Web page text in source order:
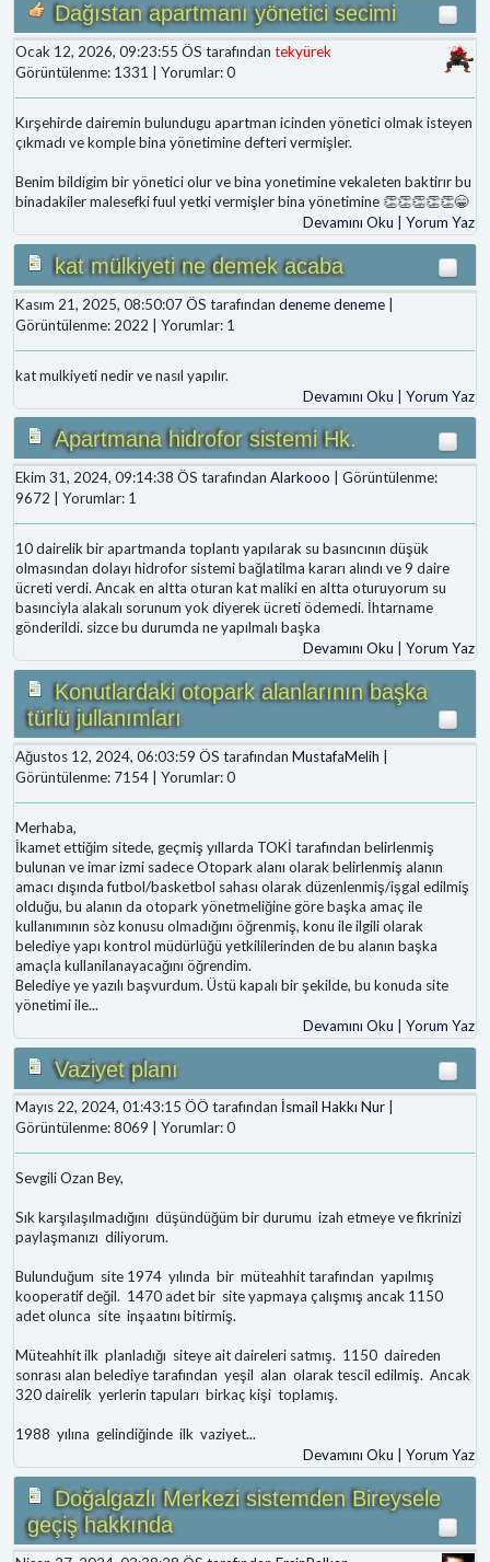
Dağıstan apartmanı yönetici secimi
Ocak 12, 2026, 09:23:55 ÖS tarafından tekyürek
Görüntülenme: 1331 | Yorumlar: 0
Kırşehirde dairemin bulundugu apartman icinden yönetici olmak isteyen
çıkmadı ve komple bina yönetimine defteri vermişler.
Benim bildigim bir yönetici olur ve bina yonetimine vekaleten baktirır bu
binadakiler malesefki fuul yetki vermişler bina yönetimine 👏👏👏👏👏😁
Devamını Oku
Yorum Yaz
kat mülkiyeti ne demek acaba
Kasım 21, 2025, 08:50:07 ÖS tarafından deneme deneme |
Görüntülenme: 2022 | Yorumlar: 1
kat mulkiyeti nedir ve nasıl yapılır.
Devamını Oku | Yorum Yaz
Apartmana hidrofor sistemi Hk.
Ekim 31, 2024, 09:14:38 ÖS tarafından Alarkooo | Görüntülenme:
9672 | Yorumlar: 1
10 dairelik bir apartmanda toplantı yapılarak su basıncının düşük
olmasından dolayı hidrofor sistemi bağlatilma kararı alındı ve 9 daire
ücreti verdi. Ancak en altta oturan kat maliki en altta oturuyorum su
basınciyla alakalı sorunum yok diyerek ücreti ödemedi. İhtarname
gönderildi. sizce bu durumda ne yapılmalı başka
Devamını Oku
Yorum Yaz
Konutlardaki otopark alanlarının başka
türlü jullanımları
Ağustos 12, 2024, 06:03:59 ÖS tarafından MustafaMelih
Görüntülenme: 7154 | Yorumlar: 0
Merhaba,
İkamet ettiğim sitede, geçmiş yıllarda TOKİ tarafından belirlenmiş
bulunan ve imar izmi sadece Otopark alanı olarak belirlenmiş alanın
amacı dışında futbol/basketbol sahası olarak düzenlenmiş/işgal edilmiş
olduğu, bu alanın da otopark yönetmeliğine göre başka amaç ile
kullanımının sòz konusu olmadığını öğrenmiş, konu ile ilgili olarak
belediye yapı kontrol müdürlüğü yetkililerinden de bu alanın başka
amaçla kullanilanayacağını öğrendim.
Belediye ye yazılı başvurdum. Üstü kapalı bir şekilde, bu konuda site
yönetimi ile...
Devamını Oku
Yorum Yaz
Vaziyet planı
Mayıs 22, 2024, 01:43:15 ÖÖ tarafından İsmail Hakkı Nur
Görüntülenme: 8069 | Yorumlar: 0
Sevgili Ozan Bey,
Sık karşılaşılmadığını düşündüğüm bir durumu izah etmeye ve fikrinizi
paylaşmanızı diliyorum.
Bulunduğum site 1974 yılında bir müteahhit tarafından yapılmış
kooperatif değil. 1470 adet bir site yapmaya çalışmış ancak 1150
adet olunca site inşaatını bitirmiş.
Müteahhit ilk planladığı siteye ait daireleri satmış. 1150 daireden
sonrası alan belediye tarafından yeşil alan olarak tescil edilmiş. Ancak
320 dairelik yerlerin tapuları birkaç kişi toplamış.
1988 yılına gelindiğinde ilk vaziyet...
Devamını Oku
Yorum Yaz
Doğalgazlı Merkezi sistemden Bireysele
geçiş hakkında